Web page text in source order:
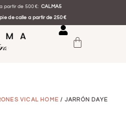
partir de 500€: CALMA5
de calle a partir de 250€
VICAL HOME / JARRÓN DAYE